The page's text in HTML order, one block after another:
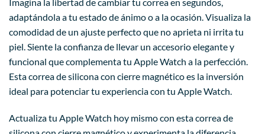
adaptándola a tu estado de ánimo o a la ocasión. Visualiza la
comodidad de un ajuste perfecto que no aprieta ni irrita tu
piel. Siente la confianza de llevar un accesorio elegante y
funcional que complementa tu Apple Watch a la perfección.
Esta correa de silicona con cierre magnético es la inversión
ideal para potenciar tu experiencia con tu Apple Watch.
Actualiza tu Apple Watch hoy mismo con esta correa de